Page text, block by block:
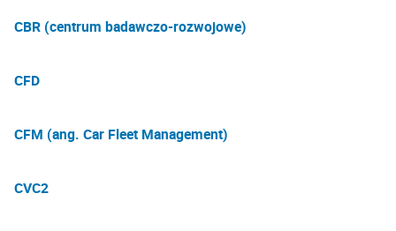
CBR (centrum badawczo-rozwojowe)
CFD
CFM (ang. Car Fleet Management)
CVC2